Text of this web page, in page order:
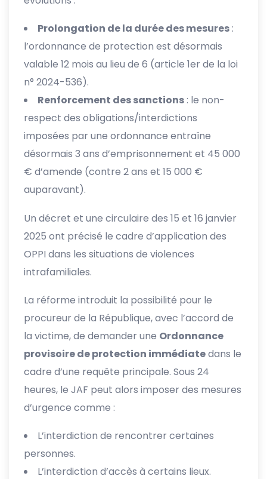
Prolongation de la durée des mesures :
l’ordonnance de protection est désormais
valable 12 mois au lieu de 6 (article 1er de la loi
n° 2024-536).
Renforcement des sanctions : le non-
respect des obligations/interdictions
imposées par une ordonnance entraîne
désormais 3 ans d’emprisonnement et 45 000
€ d’amende (contre 2 ans et 15 000 €
auparavant).
Un décret et une circulaire des 15 et 16 janvier
2025 ont précisé le cadre d’application des
OPPI dans les situations de violences
intrafamiliales.
La réforme introduit la possibilité pour le
procureur de la République, avec l’accord de
la victime, de demander une Ordonnance
provisoire de protection immédiatedans le
cadre d’une requête principale. Sous 24
heures, le JAF peut alors imposer des mesures
d’urgence comme :
L’interdiction de rencontrer certaines
personnes.
L’interdiction d’accès à certains lieux.